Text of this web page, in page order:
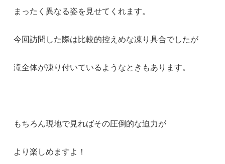
まったく異なる姿を見せてくれます。
今回訪問した際は比較的控えめな凍り具合でしたが
滝全体が凍り付いているようなときもあります。
もちろん現地で見ればその圧倒的な迫力が
より楽しめますよ！